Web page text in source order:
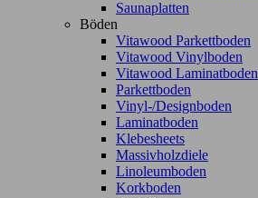
Saunaplatten
Böden
Vitawood Parkettboden
Vitawood Vinylboden
Vitawood Laminatboden
Parkettboden
Vinyl-/Designboden
Laminatboden
Klebesheets
Massivholzdiele
Linoleumboden
Korkboden